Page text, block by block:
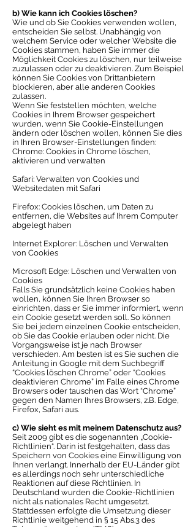
b) Wie kann ich Cookies löschen?
Wie und ob Sie Cookies verwenden wollen,
entscheiden Sie selbst. Unabhängig von
welchem Service oder welcher Website die
Cookies stammen, haben Sie immer die
Möglichkeit Cookies zu löschen, nur teilweise
zuzulassen oder zu deaktivieren. Zum Beispiel
können Sie Cookies von Drittanbietern
blockieren, aber alle anderen Cookies
zulassen.
Wenn Sie feststellen möchten, welche
Cookies in Ihrem Browser gespeichert
wurden, wenn Sie Cookie-Einstellungen
ändern oder löschen wollen, können Sie dies
in Ihren Browser-Einstellungen finden:
Chrome: Cookies in Chrome löschen,
aktivieren und verwalten
Safari: Verwalten von Cookies und
Websitedaten mit Safari
Firefox: Cookies löschen, um Daten zu
entfernen, die Websites auf Ihrem Computer
abgelegt haben
Internet Explorer: Löschen und Verwalten
von Cookies
Microsoft Edge: Löschen und Verwalten von
Cookies
Falls Sie grundsätzlich keine Cookies haben
wollen, können Sie Ihren Browser so
einrichten, dass er Sie immer informiert, wenn
ein Cookie gesetzt werden soll. So können
Sie bei jedem einzelnen Cookie entscheiden,
ob Sie das Cookie erlauben oder nicht. Die
Vorgangsweise ist je nach Browser
verschieden. Am besten ist es Sie suchen die
Anleitung in Google mit dem Suchbegriff
“Cookies löschen Chrome” oder “Cookies
deaktivieren Chrome” im Falle eines Chrome
Browsers oder tauschen das Wort “Chrome”
gegen den Namen Ihres Browsers, z.B. Edge,
Firefox, Safari aus.
c) Wie sieht es mit meinem Datenschutz aus?
Seit 2009 gibt es die sogenannten „Cookie-
Richtlinien“. Darin ist festgehalten, dass das
Speichern von Cookies eine Einwilligung von
Ihnen verlangt. Innerhalb der EU-Länder gibt
es allerdings noch sehr unterschiedliche
Reaktionen auf diese Richtlinien. In
Deutschland wurden die Cookie-Richtlinien
nicht als nationales Recht umgesetzt.
Stattdessen erfolgte die Umsetzung dieser
Richtlinie weitgehend in § 15 Abs.3 des